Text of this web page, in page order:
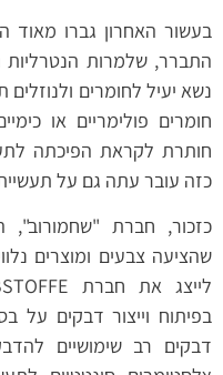
בעשור האחרון גברו מאוד
התברר, שלמרות
נשא יעיל לחומרים
חומרים פולימריים או
חותרת לקראת הפיכתה
כזה עובר עתה גם על
כזכור, חברת "שחמורוב",
שהציעה צבעים ומוצרים
בפיתוח וייצור דבקים על
דבקים רב שימושיים